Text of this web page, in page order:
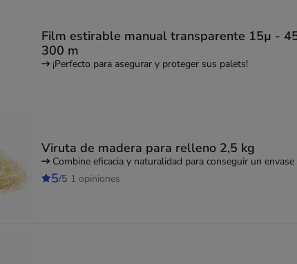
Film estirable manual transparente 15µ -
300 m
¡Perfecto para asegurar y proteger sus palets!
Viruta de madera para relleno 2,5 kg
Combine eficacia y naturalidad para conseguir un envase
5/5 1 opiniones